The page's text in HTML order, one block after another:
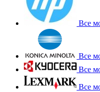
Все
Все
Все
Все